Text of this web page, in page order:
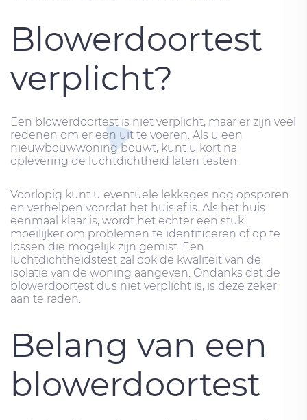
Blowerdoortest
verplicht?
Een blowerdoortest is niet verplicht, maar er zijn veel
redenen om er een uit te voeren. Als u een
nieuwbouwwoning bouwt, kunt u kort na
oplevering de luchtdichtheid laten testen.
Voorlopig kunt u eventuele lekkages nog opsporen
en verhelpen voordat het huis af is. Als het huis
eenmaal klaar is, wordt het echter een stuk
moeilijker om problemen te identificeren of op te
lossen die mogelijk zijn gemist. Een
luchtdichtheidstest zal ook de kwaliteit van de
isolatie van de woning aangeven. Ondanks dat de
blowerdoortest dus niet verplicht is, is deze zeker
aan te raden.
Belang van een
blowerdoortest